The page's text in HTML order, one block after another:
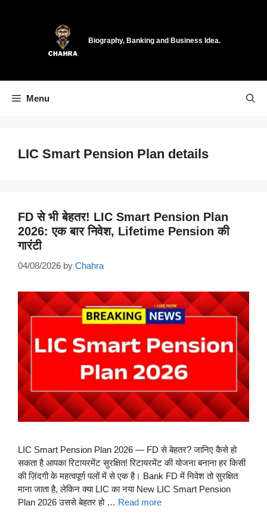
Biography, Banking and Business Idea.
Menu
LIC Smart Pension Plan details
FD से भी बेहतर! LIC Smart Pension Plan
2026: एक बार निवेश, Lifetime Pension की
गारंटी
04/08/2026 by Chahra
LIC Smart Pension Plan 2026 — FD से बेहतर? जानिए कैसे हो
सकता है आपका रिटायरमेंट सुरक्षित! रिटायरमेंट की योजना बनाना हर किसी
की ज़िंदगी के महत्वपूर्ण पलों में से एक है। Bank FD में निवेश तो सुरक्षित
माना जाता है, लेकिन क्या LIC का नया New LIC Smart Pension
Plan 2026 उससे बेहतर हो … Read more